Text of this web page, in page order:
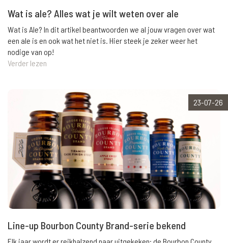
Wat is ale? Alles wat je wilt weten over ale
Wat is Ale? In dit artikel beantwoorden we al jouw vragen over wat
een ale is en ook wat het niet is. Hier steek je zeker weer het
nodige van op!
Verder lezen
23-07-26
Line-up Bourbon County Brand-serie bekend
Elk jaar wordt er reikhalzend naar uitgekeken: de Bourbon County